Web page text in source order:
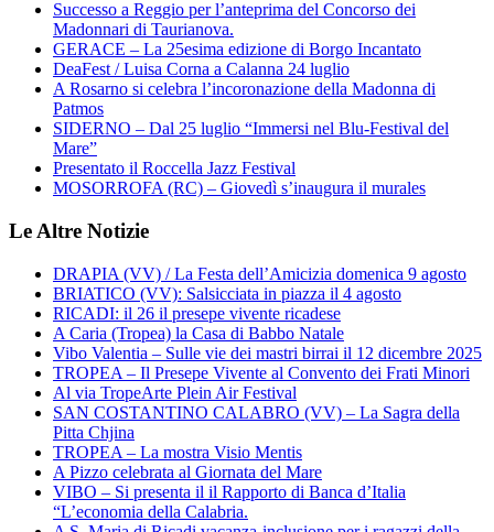
Successo a Reggio per l’anteprima del Concorso dei
Madonnari di Taurianova.
GERACE – La 25esima edizione di Borgo Incantato
DeaFest / Luisa Corna a Calanna 24 luglio
A Rosarno si celebra l’incoronazione della Madonna di
Patmos
SIDERNO – Dal 25 luglio “Immersi nel Blu-Festival del
Mare”
Presentato il Roccella Jazz Festival
MOSORROFA (RC) – Giovedì s’inaugura il murales
Le Altre Notizie
DRAPIA (VV) / La Festa dell’Amicizia domenica 9 agosto
BRIATICO (VV): Salsicciata in piazza il 4 agosto
RICADI: il 26 il presepe vivente ricadese
A Caria (Tropea) la Casa di Babbo Natale
Vibo Valentia – Sulle vie dei mastri birrai il 12 dicembre 2025
TROPEA – Il Presepe Vivente al Convento dei Frati Minori
Al via TropeArte Plein Air Festival
SAN COSTANTINO CALABRO (VV) – La Sagra della
Pitta Chjina
TROPEA – La mostra Visio Mentis
A Pizzo celebrata al Giornata del Mare
VIBO – Si presenta il il Rapporto di Banca d’Italia
“L’economia della Calabria.